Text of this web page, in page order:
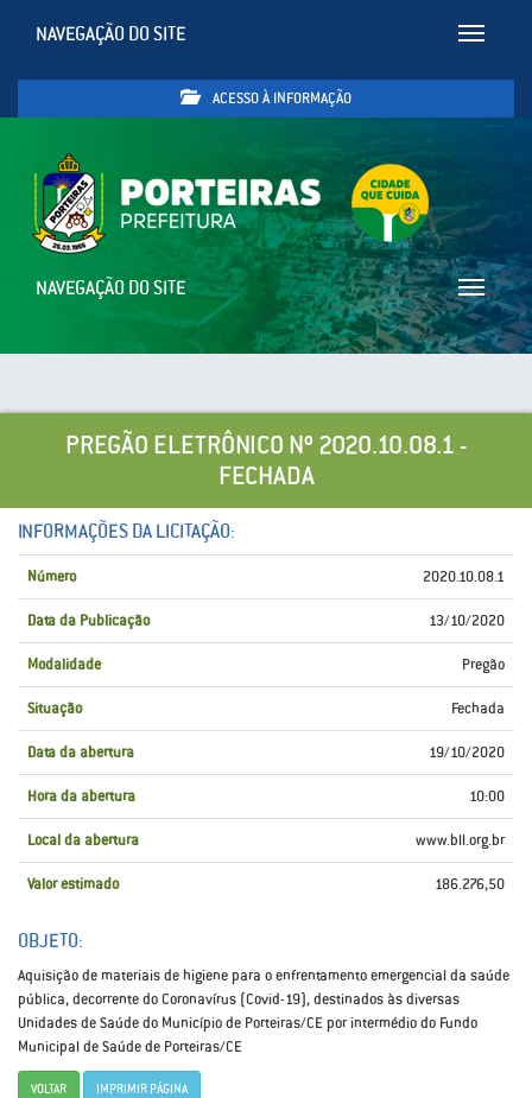
Toggle
NAVEGAÇÃO DO SITE
ACESSO À INFORMAÇÃO
Toggle
NAVEGAÇÃO DO SITE
PREGÃO ELETRÔNICO Nº 2020.10.08.1 -
FECHADA
INFORMAÇÕES DA LICITAÇÃO:
Número 2020.10.08.1
Data da Publicação 13/10/2020
Modalidade Pregão
Situação Fechada
Data da abertura 19/10/2020
Hora da abertura 10:00
Local da abertura www.bll.org.br
Valor estimado 186.276,50
OBJETO:
Aquisição de materiais de higiene para o enfrentamento emergencial da saúde
pública, decorrente do Coronavírus (Covid-19), destinados às diversas
Unidades de Saúde do Município de Porteiras/CE por intermédio do Fundo
Municipal de Saúde de Porteiras/CE
VOLTAR IMPRIMIR PÁGINA